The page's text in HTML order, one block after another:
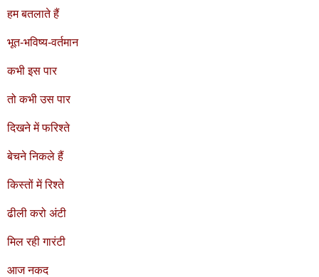
हम बतलाते हैं
भूत-भविष्य-वर्तमान
कभी इस पार
तो कभी उस पार
दिखने में फरिश्ते
बेचने निकले हैं
किस्तों में रिश्ते
ढीली करो अंटी
मिल रही गारंटी
आज नकद